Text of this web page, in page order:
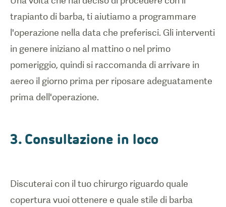
trapianto di barba, ti aiutiamo a programmare
l'operazione nella data che preferisci. Gli interventi
in genere iniziano al mattino o nel primo
pomeriggio, quindi si raccomanda di arrivare in
aereo il giorno prima per riposare adeguatamente
prima dell'operazione.
3. Consultazione in loco
Discuterai con il tuo chirurgo riguardo quale
copertura vuoi ottenere e quale stile di barba